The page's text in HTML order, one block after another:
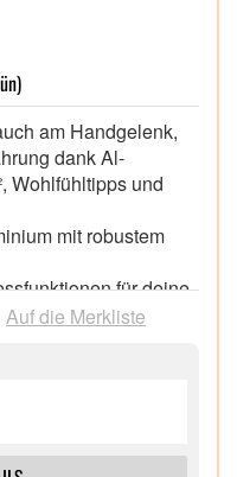
am Handgelenk,
dank Al-
Wohlfühltipps und
mit robustem
für deine
Auf die Merkliste